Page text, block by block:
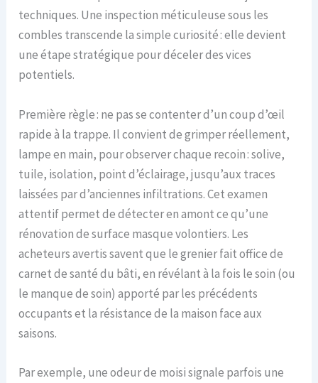
techniques. Une inspection méticuleuse sous les
combles transcende la simple curiosité : elle devient
une étape stratégique pour déceler des vices
potentiels.
Première règle : ne pas se contenter d’un coup d’œil
rapide à la trappe. Il convient de grimper réellement,
lampe en main, pour observer chaque recoin : solive,
tuile, isolation, point d’éclairage, jusqu’aux traces
laissées par d’anciennes infiltrations. Cet examen
attentif permet de détecter en amont ce qu’une
rénovation de surface masque volontiers. Les
acheteurs avertis savent que le grenier fait office de
carnet de santé du bâti, en révélant à la fois le soin (ou
le manque de soin) apporté par les précédents
occupants et la résistance de la maison face aux
saisons.
Par exemple, une odeur de moisi signale parfois une